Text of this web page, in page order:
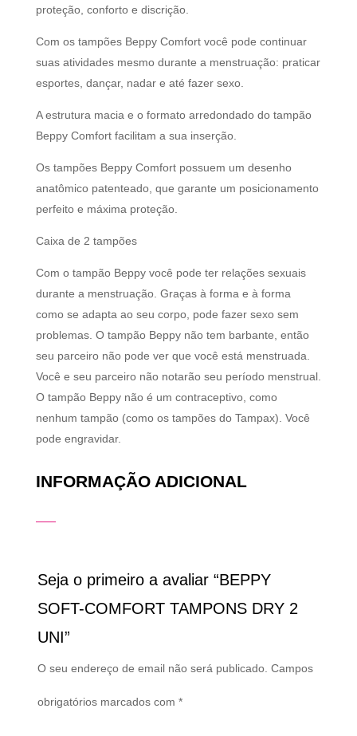
proteção, conforto e discrição.
Com os tampões Beppy Comfort você pode continuar
suas atividades mesmo durante a menstruação: praticar
esportes, dançar, nadar e até fazer sexo.
A estrutura macia e o formato arredondado do tampão
Beppy Comfort facilitam a sua inserção.
Os tampões Beppy Comfort possuem um desenho
anatômico patenteado, que garante um posicionamento
perfeito e máxima proteção.
Caixa de 2 tampões
Com o tampão Beppy você pode ter relações sexuais
durante a menstruação. Graças à forma e à forma
como se adapta ao seu corpo, pode fazer sexo sem
problemas. O tampão Beppy não tem barbante, então
seu parceiro não pode ver que você está menstruada.
Você e seu parceiro não notarão seu período menstrual.
O tampão Beppy não é um contraceptivo, como
nenhum tampão (como os tampões do Tampax). Você
pode engravidar.
INFORMAÇÃO ADICIONAL
Seja o primeiro a avaliar “BEPPY
SOFT-COMFORT TAMPONS DRY 2
UNI”
O seu endereço de email não será publicado. Campos
obrigatórios marcados com *